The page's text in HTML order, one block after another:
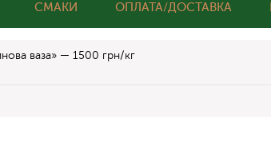
СМАКИ ОПЛАТА/ДОСТАВКА
ваза» — 1500 грн/кг